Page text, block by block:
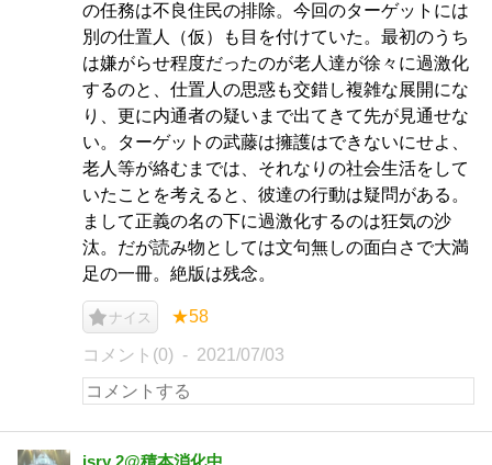
の任務は不良住民の排除。今回のターゲットには
別の仕置人（仮）も目を付けていた。最初のうち
は嫌がらせ程度だったのが老人達が徐々に過激化
するのと、仕置人の思惑も交錯し複雑な展開にな
り、更に内通者の疑いまで出てきて先が見通せな
い。ターゲットの武藤は擁護はできないにせよ、
老人等が絡むまでは、それなりの社会生活をして
いたことを考えると、彼達の行動は疑問がある。
まして正義の名の下に過激化するのは狂気の沙
汰。だが読み物としては文句無しの面白さで大満
足の一冊。絶版は残念。
ナイス ★58
コメント(0) 2021/07/03
isry 2@積本消化中